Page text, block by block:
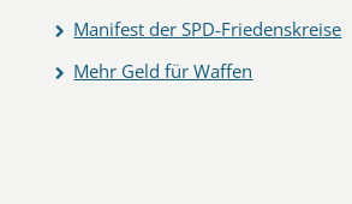
Manifest der SPD-Friedenskreise
Mehr Geld für Waffen